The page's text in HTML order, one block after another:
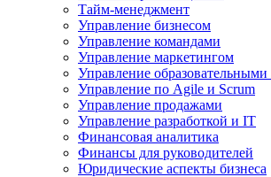
Тайм-менеджмент
Управление бизнесом
Управление командами
Управление маркетингом
Управление образовательными
Управление по Agile и Scrum
Управление продажами
Управление разработкой и IT
Финансовая аналитика
Финансы для руководителей
Юридические аспекты бизнеса